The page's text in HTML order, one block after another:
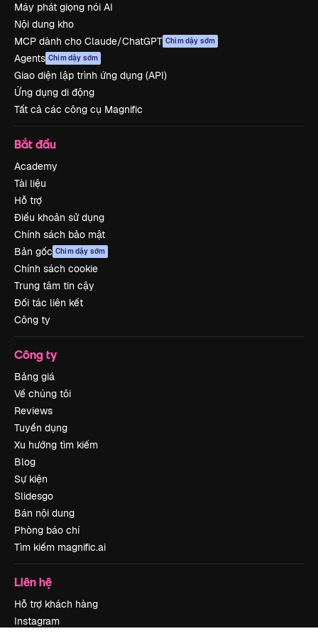
Máy phát giọng nói AI
Nội dung kho
MCP dành cho Claude/ChatGPT Chim dậy sớm
Agents Chim dậy sớm
Giao diện lập trình ứng dụng (API)
Ứng dụng di động
Tất cả các công cụ Magnific
Bắt đầu
Academy
Tài liệu
Hỗ trợ
Điều khoản sử dụng
Chính sách bảo mật
Bản gốc Chim dậy sớm
Chính sách cookie
Trung tâm tin cậy
Đối tác liên kết
Công ty
Công ty
Bảng giá
Về chúng tôi
Reviews
Tuyển dụng
Xu hướng tìm kiếm
Blog
Sự kiện
Slidesgo
Bán nội dung
Phòng báo chí
Tìm kiếm magnific.ai
Liên hệ
Hỗ trợ khách hàng
Instagram